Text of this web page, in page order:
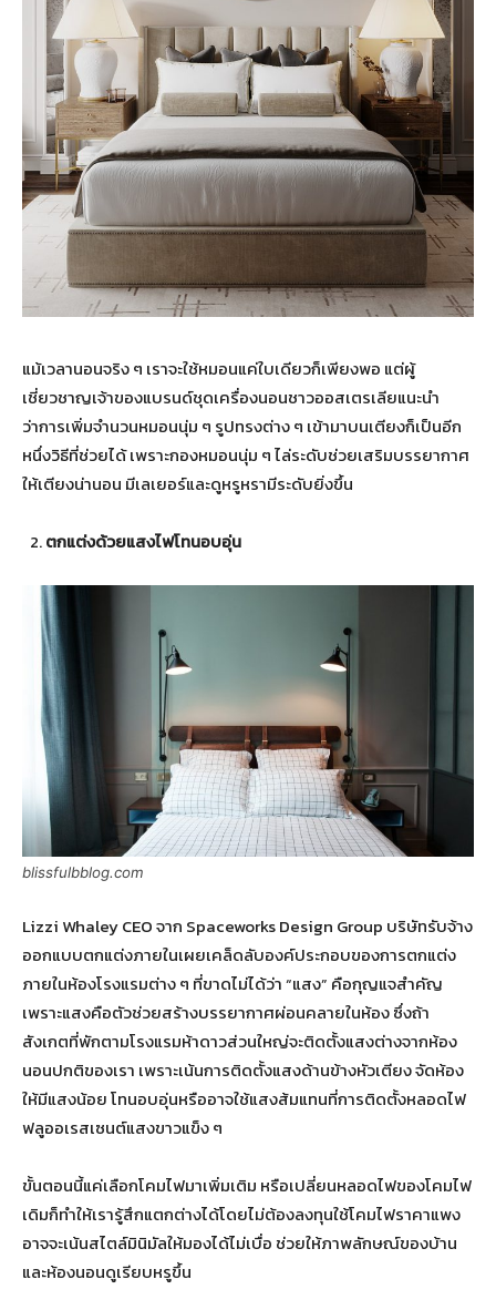
แม้เวลานอนจริง ๆ เราจะใช้หมอนแค่ใบเดียวก็เพียงพอ แต่ผู้
เชี่ยวชาญเจ้าของแบรนด์ชุดเครื่องนอนชาวออสเตรเลียแนะนำ
ว่าการเพิ่มจำนวนหมอนนุ่ม ๆ รูปทรงต่าง ๆ เข้ามาบนเตียงก็เป็นอีก
หนึ่งวิธีที่ช่วยได้ เพราะกองหมอนนุ่ม ๆ ไล่ระดับช่วยเสริมบรรยากาศ
ให้เตียงน่านอน มีเลเยอร์และดูหรูหรามีระดับยิ่งขึ้น
ตกแต่งด้วยแสงไฟโทนอบอุ่น
blissfulbblog.com
Lizzi Whaley CEO จาก Spaceworks Design Group บริษัทรับจ้าง
ออกแบบตกแต่งภายในเผยเคล็ดลับองค์ประกอบของการตกแต่ง
ภายในห้องโรงแรมต่าง ๆ ที่ขาดไม่ได้ว่า “แสง” คือกุญแจสำคัญ
เพราะแสงคือตัวช่วยสร้างบรรยากาศผ่อนคลายในห้อง ซึ่งถ้า
สังเกตที่พักตามโรงแรมห้าดาวส่วนใหญ่จะติดตั้งแสงต่างจากห้อง
นอนปกติของเรา เพราะเน้นการติดตั้งแสงด้านข้างหัวเตียง จัดห้อง
ให้มีแสงน้อย โทนอบอุ่นหรืออาจใช้แสงส้มแทนที่การติดตั้งหลอดไฟ
ฟลูออเรสเซนต์แสงขาวแข็ง ๆ
ขั้นตอนนี้แค่เลือกโคมไฟมาเพิ่มเติม หรือเปลี่ยนหลอดไฟของโคมไฟ
เดิมก็ทำให้เรารู้สึกแตกต่างได้โดยไม่ต้องลงทุนใช้โคมไฟราคาแพง
อาจจะเน้นสไตล์มินิมัลให้มองได้ไม่เบื่อ ช่วยให้ภาพลักษณ์ของบ้าน
และห้องนอนดูเรียบหรูขึ้น